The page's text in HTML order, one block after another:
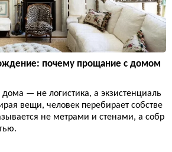
почему прощание с домом
— не логистика, а экзистенциаль
вещи, человек перебирает собстве
не метрами и стенами, а собр